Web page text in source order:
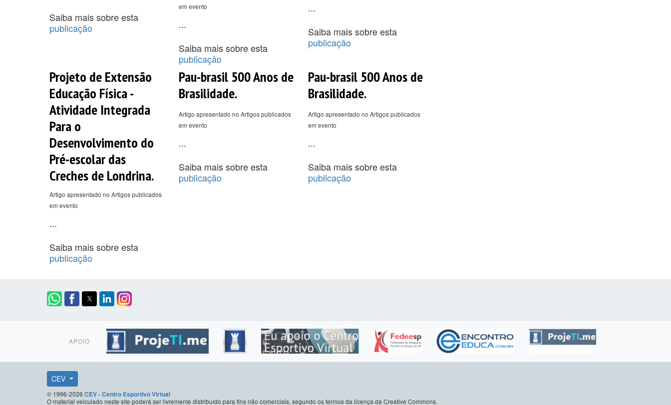
Saiba mais sobre esta
publicação
em evento
...
Saiba mais sobre esta
publicação
...
Saiba mais sobre esta
publicação
Projeto de Extensão
Educação Física -
Atividade Integrada
Para o
Desenvolvimento do
Pré-escolar das
Creches de Londrina.
Artigo apresentado no Artigos publicados
em evento
...
Saiba mais sobre esta
publicação
Pau-brasil 500 Anos de
Brasilidade.
Artigo apresentado no Artigos publicados
em evento
...
Saiba mais sobre esta
publicação
Pau-brasil 500 Anos de
Brasilidade.
Artigo apresentado no Artigos publicados
em evento
...
Saiba mais sobre esta
publicação
APOIO
CEV
© 1996-2026 CEV - Centro Esportivo Virtual
O material veiculado neste site poderá ser livremente distribuído para fins não comerciais, segundo os termos da licença da Creative Commons.